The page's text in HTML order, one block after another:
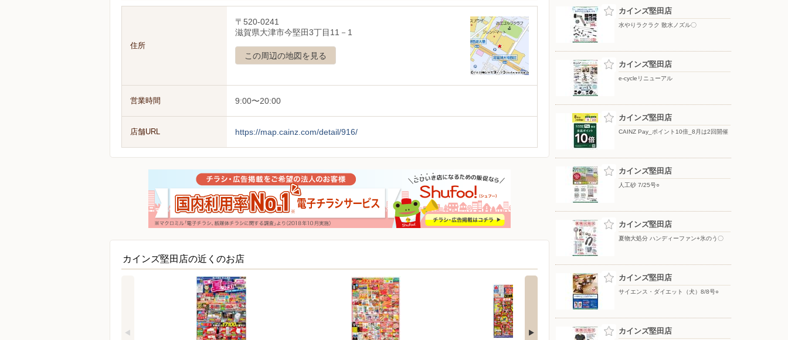
住所
〒520-0241
滋賀県大津市今堅田3丁目11－1
この周辺の地図を見る
営業時間 9:00〜20:00
店舗URL https://map.cainz.com/detail/916/
カインズ堅田店の近くのお店
カインズ堅田店
水やりラクラク 散水ノズル〇
カインズ堅田店
e-cycleリニューアル
カインズ堅田店
CAINZ Pay_ポイント10倍_8月は2回開催
カインズ堅田店
人工砂 7/25号○
カインズ堅田店
夏物大処分 ハンディーファン+氷のう〇
カインズ堅田店
サイエンス・ダイエット（犬）8/8号○
カインズ堅田店